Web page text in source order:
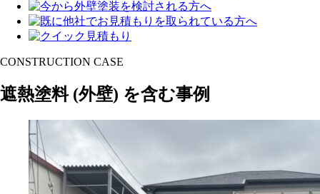
CONSTRUCTION CASE
遮熱塗料 (外壁) を含む事例